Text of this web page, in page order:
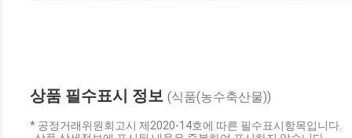
상품 필수표시 정보 (식품(농수축산물))
* 공정거래위원회고시 제2020-14호에 따른 필수표시항목입니다.